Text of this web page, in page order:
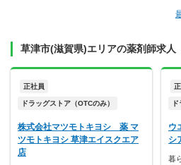
草津市(滋賀県)エリアの薬剤師求人
正社員
ドラッグストア（OTCのみ）
株式会社マツモトキヨシ 薬 マ
ツモトキヨシ 草津エイスクエア
店
ウ
シ
暮